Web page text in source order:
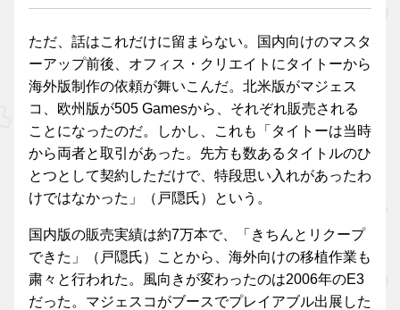
ただ、話はこれだけに留まらない。国内向けのマスタ
ーアップ前後、オフィス・クリエイトにタイトーから
海外版制作の依頼が舞いこんだ。北米版がマジェス
コ、欧州版が505 Gamesから、それぞれ販売される
ことになったのだ。しかし、これも「タイトーは当時
から両者と取引があった。先方も数あるタイトルのひ
とつとして契約しただけで、特段思い入れがあったわ
けではなかった」（戸隠氏）という。
国内版の販売実績は約7万本で、「きちんとリクープ
できた」（戸隠氏）ことから、海外向けの移植作業も
粛々と行われた。風向きが変わったのは2006年のE3
だった。マジェスコがブースでプレイアブル出展した